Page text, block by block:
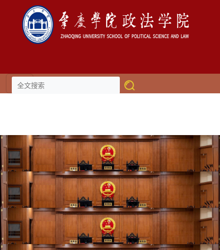
伟德国际(victor1946)官方网站-
Officials Website